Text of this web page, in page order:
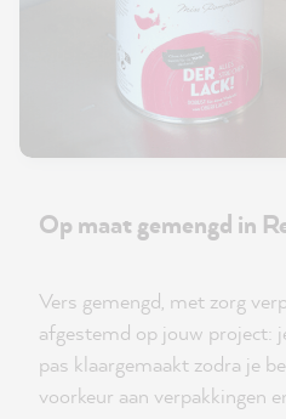
Op maat gemengd in
Vers gemengd, met zorg
afgestemd op jouw project:
pas klaargemaakt zodra je
voorkeur aan verpakkingen